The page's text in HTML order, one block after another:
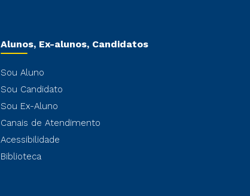
Alunos, Ex-alunos, Candidatos
Sou Aluno
Sou Candidato
Sou Ex-Aluno
Canais de Atendimento
Acessibilidade
Biblioteca